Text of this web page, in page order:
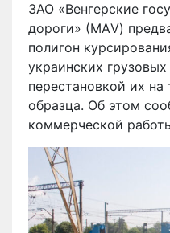
ЗАО «Венгерские
дороги» (МАV)
полигон
украинских грузовых
перестановкой их
образца. Об этом
коммерческой